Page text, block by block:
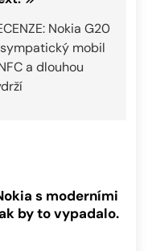
Nokia G20
mobil
a dlouhou
s moderními
by to vypadalo.